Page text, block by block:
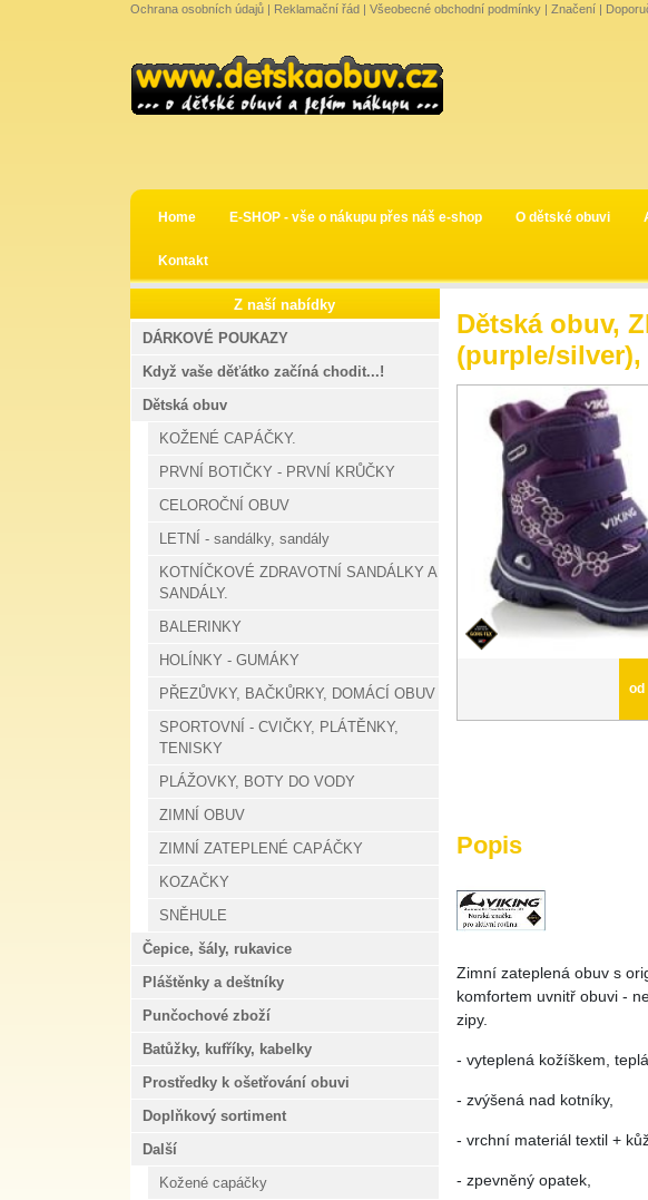
Ochrana osobních údajů | Reklamační řád | Všeobecné obchodní podmínky | Značení |
Home E-SHOP - vše o nákupu přes náš e-shop O dětské obuvi
Kontakt
Dětská obuv,
(purple/silver),
od
Popis
Zimní zateplená obuv s
komfortem uvnitř obuvi -
zipy.
- vyteplená kožíškem,
- zvýšená nad kotníky,
- vrchní materiál textil +
- zpevněný opatek,
Z naší nabídky
DÁRKOVÉ POUKAZY
Když vaše děťátko začíná chodit...!
Dětská obuv
KOŽENÉ CAPÁČKY.
PRVNÍ BOTIČKY - PRVNÍ KRŮČKY
CELOROČNÍ OBUV
LETNÍ - sandálky, sandály
KOTNÍČKOVÉ ZDRAVOTNÍ SANDÁLKY A
SANDÁLY.
BALERINKY
HOLÍNKY - GUMÁKY
PŘEZŮVKY, BAČKŮRKY, DOMÁCÍ OBUV
SPORTOVNÍ - CVIČKY, PLÁTĚNKY,
TENISKY
PLÁŽOVKY, BOTY DO VODY
ZIMNÍ OBUV
ZIMNÍ ZATEPLENÉ CAPÁČKY
KOZAČKY
SNĚHULE
Čepice, šály, rukavice
Pláštěnky a deštníky
Punčochové zboží
Batůžky, kufříky, kabelky
Prostředky k ošetřování obuvi
Doplňkový sortiment
Další
Kožené capáčky